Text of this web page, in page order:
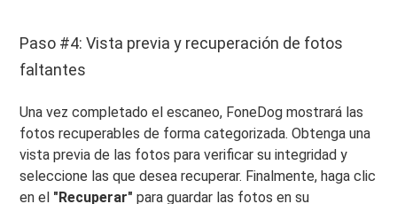
Paso #4: Vista previa y recuperación de fotos
faltantes
Una vez completado el escaneo, FoneDog mostrará las
fotos recuperables de forma categorizada. Obtenga una
vista previa de las fotos para verificar su integridad y
seleccione las que desea recuperar. Finalmente, haga clic
en el "Recuperar" para guardar las fotos en su